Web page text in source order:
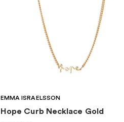
EMMA ISRAELSSON
Hope Curb Necklace Gold